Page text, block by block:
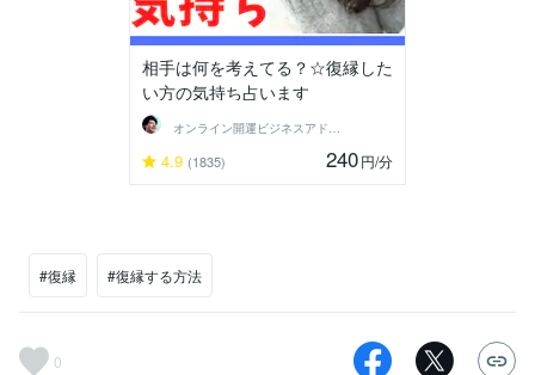
相手は何を考えてる？☆復縁した
い方の気持ち占います
オンライン開運ビジネスアドバイザー＠志念
4.9 (1835) 240円/分
#復縁 #復縁する方法
0